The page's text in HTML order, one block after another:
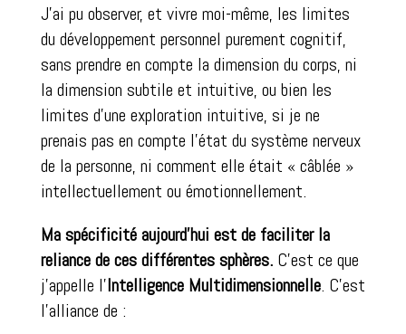
J’ai pu observer, et vivre moi-même, les limites
du développement personnel purement cognitif,
sans prendre en compte la dimension du corps, ni
la dimension subtile et intuitive, ou bien les
limites d’une exploration intuitive, si je ne
prenais pas en compte l’état du système nerveux
de la personne, ni comment elle était « câblée »
intellectuellement ou émotionnellement.
Ma spécificité aujourd’hui est de faciliter la
reliance de ces différentes sphères. C’est ce que
j’appelle l’Intelligence Multidimensionnelle. C’est
l’alliance de :